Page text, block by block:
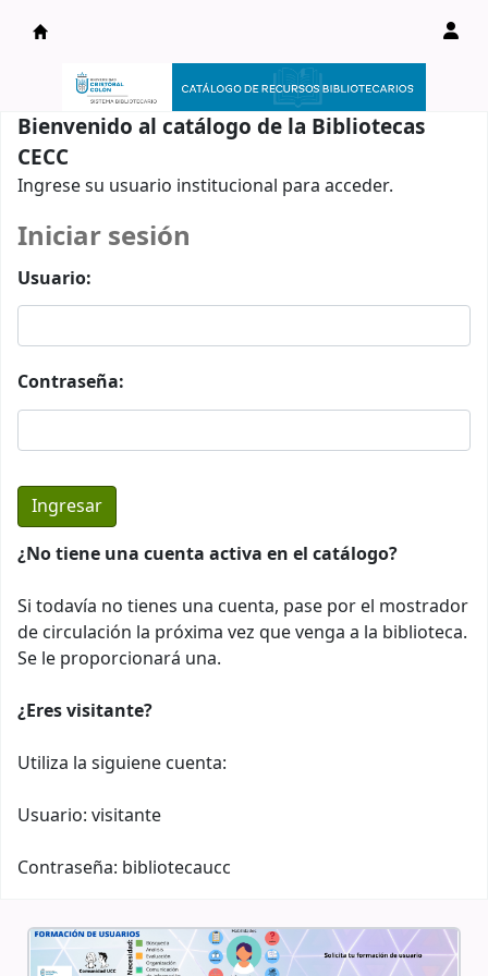
Catálogo en línea
Bienvenido al catálogo de la Bibliotecas
CECC
Ingrese su usuario institucional para acceder.
Iniciar sesión
Usuario:
Contraseña:
¿No tiene una cuenta activa en el catálogo?
Si todavía no tienes una cuenta, pase por el mostrador
de circulación la próxima vez que venga a la biblioteca.
Se le proporcionará una.
¿Eres visitante?
Utiliza la siguiene cuenta:
Usuario: visitante
Contraseña: bibliotecaucc